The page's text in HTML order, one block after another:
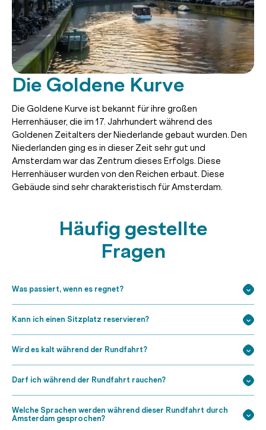
Die Goldene Kurve
Die Goldene Kurve ist bekannt für ihre großen
Herrenhäuser, die im 17. Jahrhundert während des
Goldenen Zeitalters der Niederlande gebaut wurden. Den
Niederlanden ging es in dieser Zeit sehr gut und
Amsterdam war das Zentrum dieses Erfolgs. Diese
Herrenhäuser wurden von den Reichen erbaut. Diese
Gebäude sind sehr charakteristisch für Amsterdam.
Häufig gestellte
Fragen
Was passiert, wenn es regnet?
Kann ich einen Sitzplatz reservieren?
Wird es kalt während der Rundfahrt?
Darf ich während der Rundfahrt rauchen?
Welche Sprachen werden während dieser Rundfahrt durch
Amsterdam gesprochen?